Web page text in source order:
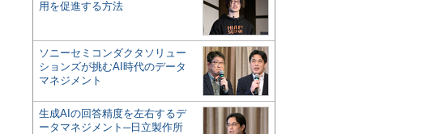
用を促進する方法
ソニーセミコンダクタソリュー
ションズが挑むAI時代のデータ
マネジメント
生成AIの回答精度を左右するデ
ータマネジメント─日立製作所